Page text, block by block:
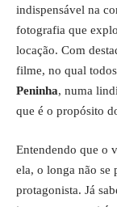
indispensável na
fotografia que
locação. Com
filme, no qual
Peninha, numa
que é o propósito
Entendendo que o
ela, o longa não se
protagonista. Já